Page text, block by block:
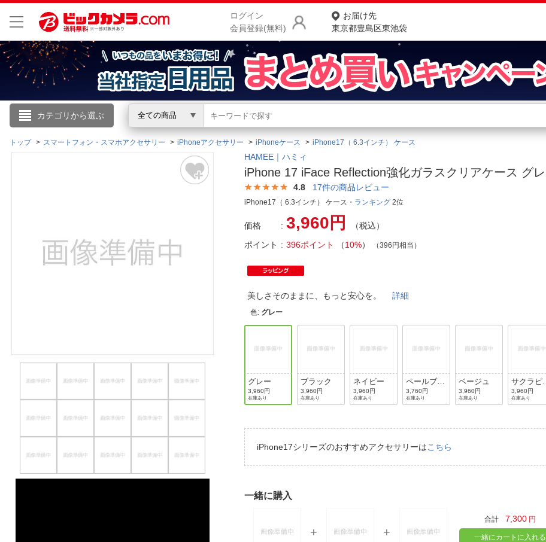
ログイン
会員登録(無料)
お届け先
東京都豊島区東池袋
カテゴリから選ぶ 全ての商品
こんにちは
ログイン
閲覧履歴
商品をさがす
ランキングからさがす
お客様サポート
ご利用ガイド
ご利用規約
店
ネ
店
トップ スマートフォン・スマホアクセサリー iPhoneアクセサリー iPhoneケース iPhone17（ 6.3インチ） ケース
HAMEE｜ハミィ
iPhone 17 iFace Reflection強化ガラスクリアケース グ
4.8 17件の商品レビュー
iPhone17（ 6.3インチ） ケース・ ランキング 2位
価格 3,960円
（税込）
ポイント
396ポイント （10%） （396円相当）
美しさそのままに、もっと安心を。詳細
色: グレー
グレー
3,960円
在庫あり
ブラック
3,960円
在庫あり
ネイビー
3,960円
在庫あり
ペールブル
ー
3,760円
在庫あり
ベージュ
3,960円
在庫あり
サクラピ
ク
3,960円
在庫あり
iPhone17シリーズのおすすめアクセサリーはこちら
一緒に購入
合計 7,300 円
一緒にカートに入れる